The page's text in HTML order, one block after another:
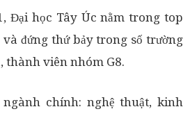
Đại học Tây Úc nằm trong top
và đứng thứ bảy trong số trường
thành viên nhóm G8.
ngành chính: nghệ thuật, kinh